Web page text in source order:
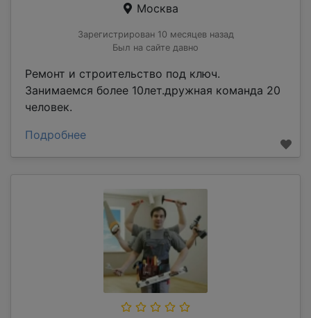
Москва
Зарегистрирован 10 месяцев назад
Был на сайте давно
Ремонт и строительство под ключ.
Занимаемся более 10лет.дружная команда 20
человек.
Подробнее